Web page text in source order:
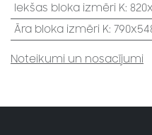
Iekšas bloka izmēri K:
Āra bloka izmēri K:
Noteikumi un nosacījumi